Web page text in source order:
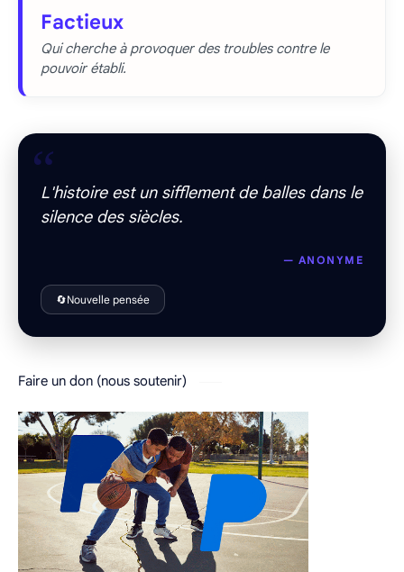
Factieux
Qui cherche à provoquer des troubles contre le
pouvoir établi.
“
L'histoire est un sifflement de balles dans le
silence des siècles.
— ANONYME
🔄Nouvelle pensée
Faire un don (nous soutenir)